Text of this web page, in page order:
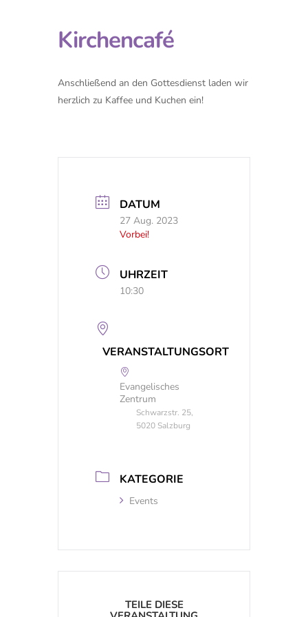
Kirchencafé
Anschließend an den Gottesdienst laden wir
herzlich zu Kaffee und Kuchen ein!
DATUM
27 Aug. 2023
Vorbei!
UHRZEIT
10:30
VERANSTALTUNGSORT
Evangelisches
Zentrum
Schwarzstr. 25,
5020 Salzburg
KATEGORIE
Events
TEILE DIESE